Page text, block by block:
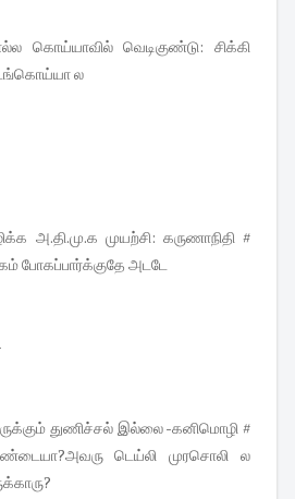
கொய்யாவில் வெடிகுண்டு: சிக்கி
ல
அ.தி.மு.க முயற்சி: கருணாநிதி #
போகப்பார்க்குதே அடடே
துணிச்சல் இல்லை -கனிமொழி #
டெய்லி முரசொலி ல